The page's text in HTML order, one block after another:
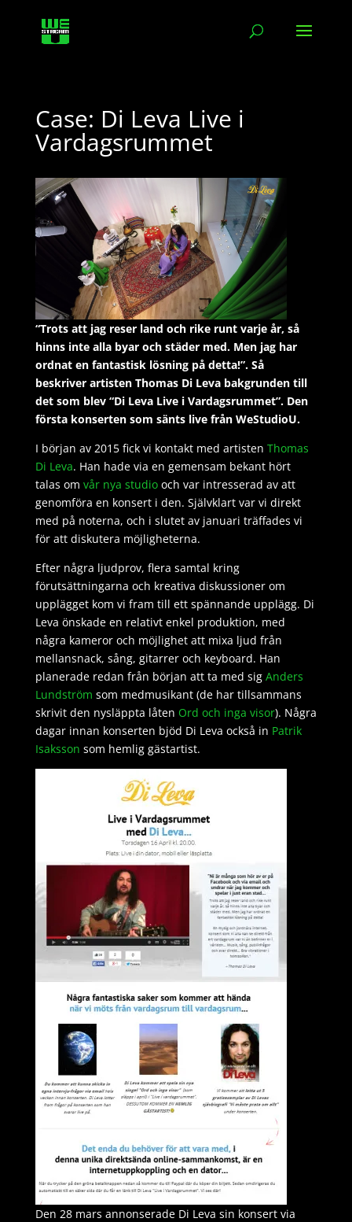
Case: Di Leva Live i
Vardagsrummet
“Trots att jag reser land och rike runt varje år, så
hinns inte alla byar och städer med. Men jag har
ordnat en fantastisk lösning på detta!”. Så
beskriver artisten Thomas Di Leva bakgrunden till
det som blev “Di Leva Live i Vardagsrummet”. Den
första konserten som sänts live från WeStudioU.
I början av 2015 fick vi kontakt med artisten Thomas
Di Leva. Han hade via en gemensam bekant hört
talas om vår nya studiooch var intresserad av att
genomföra en konsert i den. Självklart var vi direkt
med på noterna, och i slutet av januari träffades vi
för att diskutera möjligheterna.
Efter några ljudprov, flera samtal kring
förutsättningarna och kreativa diskussioner om
upplägget kom vi fram till ett spännande upplägg. Di
Leva önskade en relativt enkel produktion, med
några kameror och möjlighet att mixa ljud från
mellansnack, sång, gitarrer och keyboard. Han
planerade redan från början att ta med sig Anders
Lundström som medmusikant (de har tillsammans
skrivit den nysläppta låten Ord och inga visor). Några
dagar innan konserten bjöd Di Leva också in Patrik
Isaksson som hemlig gästartist.
Den 28 mars annonserade Di Leva sin konsert via